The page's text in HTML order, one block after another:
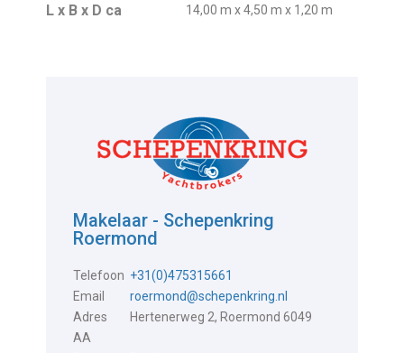
L x B x D ca 14,00 m x 4,50 m x 1,20 m
Makelaar - Schepenkring
Roermond
Telefoon +31(0)475315661
Email
roermond@schepenkring.nl
Adres
Hertenerweg 2, Roermond 6049
AA